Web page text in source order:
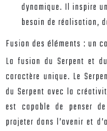
dynamique. Il inspire
besoin de réalisation,
Fusion des éléments : un
La fusion du Serpent et
caractère unique. Le
du Serpent avec la
est capable de penser
projeter dans l’avenir et